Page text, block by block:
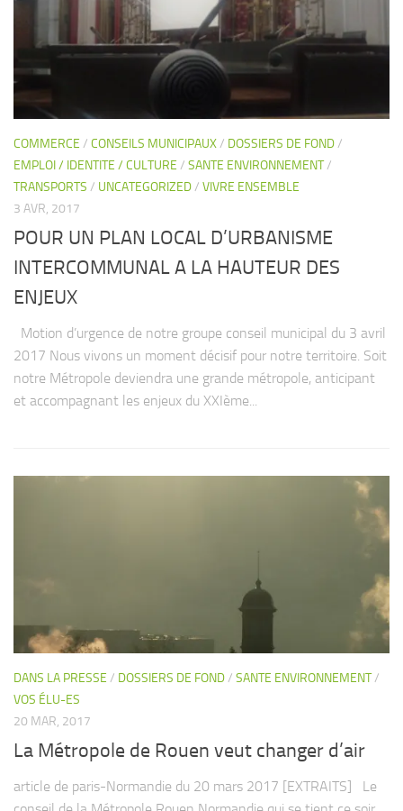
Nous contacter
COMMERCE / CONSEILS MUNICIPAUX/ DOSSIERS DE FOND/
EMPLOI / IDENTITE / CULTURE / SANTE ENVIRONNEMENT/
TRANSPORTS / UNCATEGORIZED/ VIVRE ENSEMBLE
3 AVR, 2017
POUR UN PLAN LOCAL D’URBANISME
INTERCOMMUNAL A LA HAUTEUR DES
ENJEUX
Motion d’urgence de notre groupe conseil municipal du 3 avril
2017 Nous vivons un moment décisif pour notre territoire. Soit
notre Métropole deviendra une grande métropole, anticipant
et accompagnant les enjeux du XXIème...
DANS LA PRESSE / DOSSIERS DE FOND/ SANTE ENVIRONNEMENT/
VOS ÉLU-ES
20 MAR, 2017
La Métropole de Rouen veut changer d’air
article de paris-Normandie du 20 mars 2017 [EXTRAITS] Le